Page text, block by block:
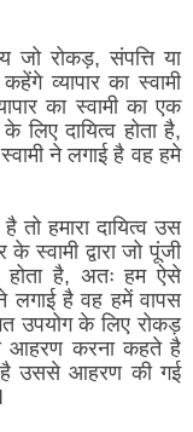
जो रोकड़, संपत्ति या
व्यापार का स्वामी
का स्वामी का एक
लिए दायित्व होता है,
ने लगाई है वह हमे
हमारा दायित्व उस
स्वामी द्वारा जो पूंजी
होता है, अतः हम ऐसे
लगाई है वह हमें वापस
उपयोग के लिए रोकड़
आहरण करना कहते है
है उससे आहरण की गई